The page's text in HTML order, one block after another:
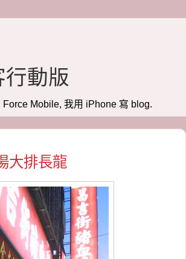
動版
Mobile, 我用 iPhone 寫 blog.
大排長龍